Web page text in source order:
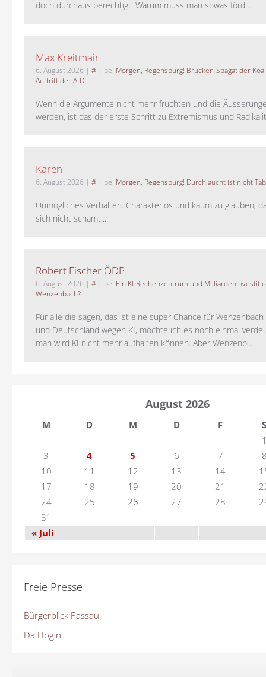
doch durchaus berechtigt. Warum muss man sowas förd...
Max Kreitmair
6. August 2026 | # | bei Morgen, Regensburg! Brücken-Spagat der
Auftritt der AfD
Wenn die Argumente nicht mehr fruchten und die
werden, ist das der erste Schritt zu Extremismus und
Karen
6. August 2026 | # | bei Morgen, Regensburg! Durchlaucht ist nicht
Unmögliches Verhalten. Charakterlos und kaum zu glauben,
sich nicht schämt....
Robert Fischer ÖDP
6. August 2026 | # | bei Ein KI-Rechenzentrum und
Wenzenbach?
Für alle die sagen, das ist eine super Chance für
und Deutschland wegen KI, möchte ich es noch einmal
man wird KI nicht mehr aufhalten können. Aber Wenzenb...
August 2026
M D M D F
S
3
4 5 6 7
10
11 12 13 14
17
18 19 20 21
24
25 26 27 28
31
« Juli
Freie Presse
Bürgerblick Passau
Da Hog'n